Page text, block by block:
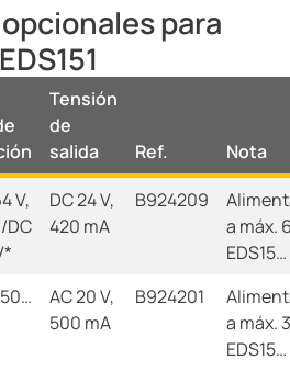
para
Tensión
de
salida
Ref.
Nota
V,
DC
DC 24 V,
420 mA
B924209
a máx.
EDS15…
AC 20 V,
500 mA
B924201
a máx. 3
EDS15…